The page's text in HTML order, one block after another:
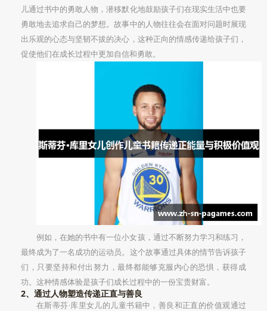
儿通过书中的勇敢人物，潜移默化地鼓励孩子们在现实生活中也要
勇敢地去追求自己的梦想。故事中的人物往往会在面对问题时展现
出乐观的心态与坚韧不拔的决心，这种正向的情感传递给孩子们，
促使他们在成长过程中更加自信和勇敢。
例如，在她的书中有一位小女孩，通过不断努力学习和练习，
最终成为了一名成功的运动员。这个故事通过具体的情节告诉孩子
们，只要坚持和付出努力，最终都能够克服内心的恐惧，获得成
功。这种情感体验是孩子们成长过程中的一份宝贵财富。
2、通过人物塑造传递正直与善良
在斯蒂芬·库里女儿的儿童书籍中，善良和正直的价值观通过